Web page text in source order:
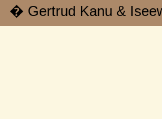
� Gertrud Kanu &